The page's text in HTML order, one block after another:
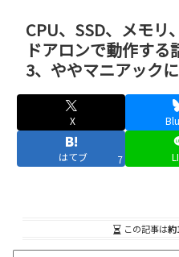
CPU、SSD、メモ
ドアロンで動作す
3、ややマニアック
X
はてブ 7
この記事は約